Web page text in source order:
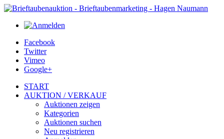
Facebook
Twitter
Vimeo
Google+
START
AUKTION / VERKAUF
Auktionen zeigen
Kategorien
Auktionen suchen
Neu registrieren